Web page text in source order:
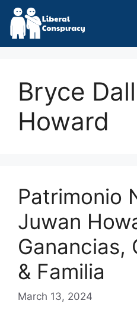
Skip
content
Bryce
Howard
Patrimonio
Juwan
Ganancias,
& Familia
March 13, 2024